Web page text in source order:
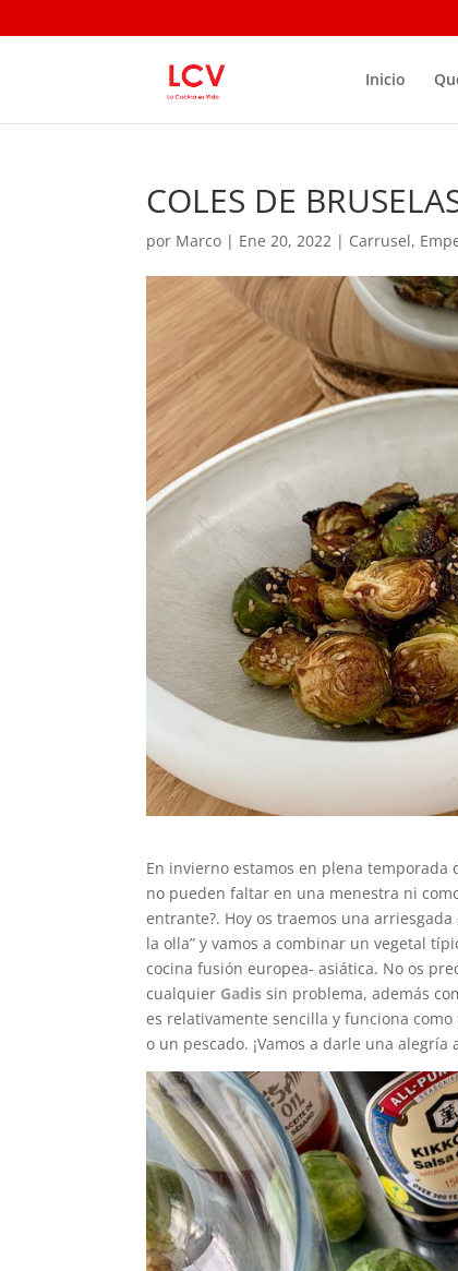
Inicio
COLES DE
por Marco | Ene 20, 2022 | Carrusel,
En invierno estamos en plena temporada
no pueden faltar en una menestra ni
entrante?. Hoy os traemos una
la olla” y vamos a combinar un vegetal
cocina fusión europea- asiática. No os
cualquier Gadis sin problema, además
es relativamente sencilla y funciona
o un pescado. ¡Vamos a darle una